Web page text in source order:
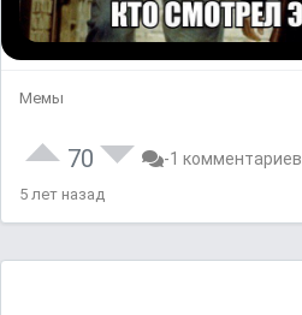
Мемы
70 -1 комментариев
5 лет назад